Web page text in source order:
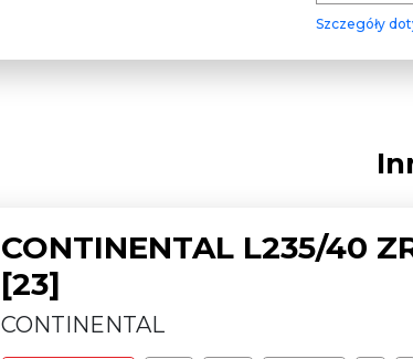
Szczegóły
CONTINENTAL L235/40
[23]
CONTINENTAL